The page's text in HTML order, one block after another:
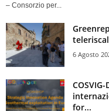
– Consorzio per...
6 Agosto
for...